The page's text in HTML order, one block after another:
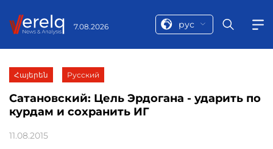
7.08.2026 рус
Հայերեն Русский
Сатановский: Цель Эрдогана - ударить по
курдам и сохранить ИГ
11.08.2015